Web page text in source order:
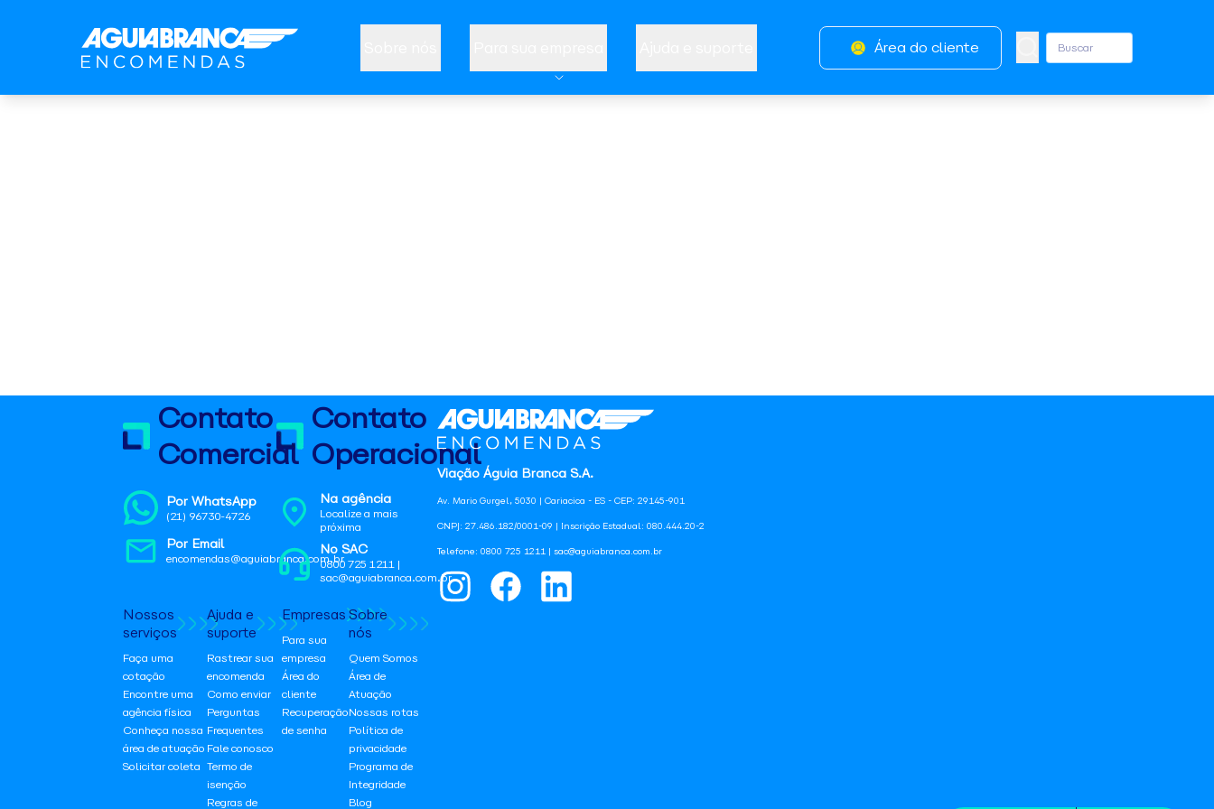
Área do cliente
Viação Águia Branca S.A.
Av. Mario Gurgel, 5030 | Cariacica - ES - CEP: 29145-901
CNPJ: 27.486.182/0001-09 | Inscrição Estadual: 080.444.20-2
Telefone: 0800 725 1211 | sac@aguiabranca.com.br
Contato
Comercial
Por WhatsApp
(21) 96730-4726
Por Email
encomendas@aguiabranca.com.br
Contato
Operacional
Na agência
Localize a mais
próxima
No SAC
0800 725 1211 |
sac@aguiabranca.com.br
Nossos
serviços
Faça uma
cotação
Encontre uma
agência física
Conheça nossa
área de atuação
Solicitar coleta
Ajuda e
suporte
Rastrear sua
encomenda
Como enviar
Perguntas
Frequentes
Fale conosco
Termo de
isenção
Regras de
Empresas
Para sua
empresa
Área do
cliente
Recuperação
de senha
Sobre
nós
Quem Somos
Área de
Atuação
Nossas rotas
Política de
privacidade
Programa de
Integridade
Blog